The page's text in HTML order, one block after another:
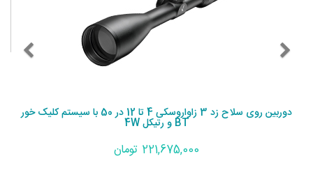
دوربین روی سلاح زد 3 زاواروسکی 4 تا 12 در 50 با سیستم کلیک خور
BT و رتیکل 4W
221,675,000 تومان